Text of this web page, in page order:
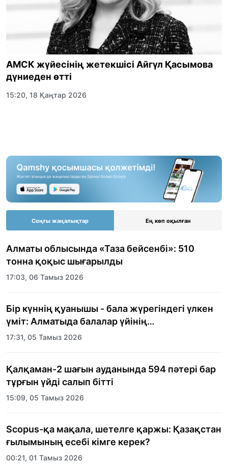
АМСК жүйесінің жетекшісі Айгүл Қасымова
дүниеден өтті
15:20, 18 Қаңтар 2026
Соңғы жаңалықтар Ең көп оқылған
Алматы облысында «Таза бейсенбі»: 510
тонна қоқыс шығарылды
17:03, 06 Тамыз 2026
Бір күннің қуанышы - бала жүрегіндегі үлкен
үміт: Алматыда балалар үйінің
тәрбиеленушілеріне мерекелік күн
17:31, 05 Тамыз 2026
Қалқаман-2 шағын ауданында 594 пәтері бар
тұрғын үйді салып бітті
15:09, 05 Тамыз 2026
Scopus-қа мақала, шетелге қаржы: Қазақстан
ғылымының есебі кімге керек?
00:21, 01 Тамыз 2026